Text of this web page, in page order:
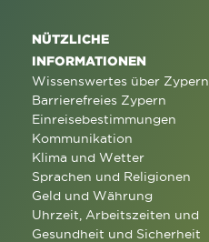
NÜTZLICHE
INFORMATIONEN
Wissenswertes über Zypern
Barrierefreies Zypern
Einreisebestimmungen
Kommunikation
Klima und Wetter
Sprachen und Religionen
Geld und Währung
Uhrzeit, Arbeitszeiten und
Gesundheit und Sicherheit